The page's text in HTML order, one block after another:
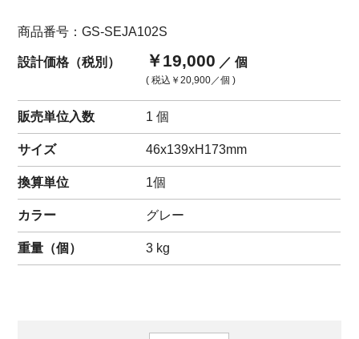
商品番号：GS-SEJA102S
設計価格（税別） ￥19,000 ／ 個
( 税込 ￥20,900／個 )
販売単位入数 1 個
サイズ 46x139xH173mm
換算単位 1個
カラー グレー
重量（個 ） 3 kg